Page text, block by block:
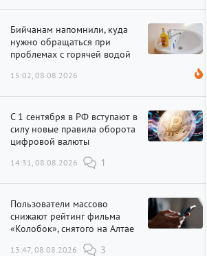
Бийчанам напомнили, куда
нужно обращаться при
проблемах с горячей водой
15:02, 08.08.2026
С 1 сентября в РФ вступают в
силу новые правила оборота
цифровой валюты
14:31, 08.08.2026 1
Пользователи массово
снижают рейтинг фильма
«Колобок», снятого на Алтае
13:47, 08.08.2026 3